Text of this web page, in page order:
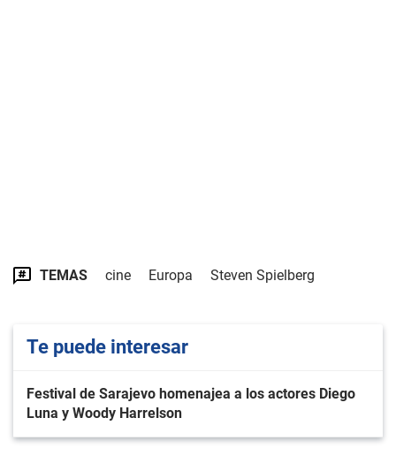
TEMAS cine Europa Steven Spielberg
Te puede interesar
Festival de Sarajevo homenajea a los actores Diego
Luna y Woody Harrelson